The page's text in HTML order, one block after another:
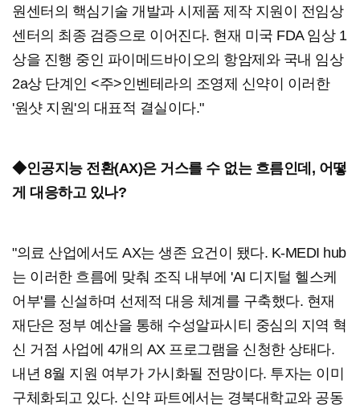
원센터의 핵심기술 개발과 시제품 제작 지원이 전임상
센터의 최종 검증으로 이어진다. 현재 미국 FDA 임상 1
상을 진행 중인 파이메드바이오의 항암제와 국내 임상
2a상 단계인 <주>인벤테라의 조영제 신약이 이러한
'원샷 지원'의 대표적 결실이다."
◆인공지능 전환(AX)은 거스를 수 없는 흐름인데, 어떻
게 대응하고 있나?
"의료 산업에서도 AX는 생존 요건이 됐다. K-MEDI hub
는 이러한 흐름에 맞춰 조직 내부에 'AI 디지털 헬스케
어부'를 신설하며 선제적 대응 체계를 구축했다. 현재
재단은 정부 예산을 통해 수성알파시티 중심의 지역 혁
신 거점 사업에 4개의 AX 프로그램을 신청한 상태다.
내년 8월 지원 여부가 가시화될 전망이다. 투자는 이미
구체화되고 있다. 신약 파트에서는 경북대학교와 공동